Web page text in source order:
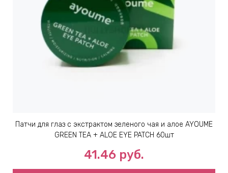
Патчи для глаз с экстрактом зеленого чая и алое AYOUME
GREEN TEA + ALOE EYE PATCH 60шт
41.46 руб.